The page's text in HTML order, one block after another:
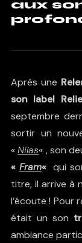
aux
Après une
son label
septembre
sortir un
«Nilas« , son
« Fram« qui
titre, il arrive à
l’écoute ! Pour
était un son
ambiance